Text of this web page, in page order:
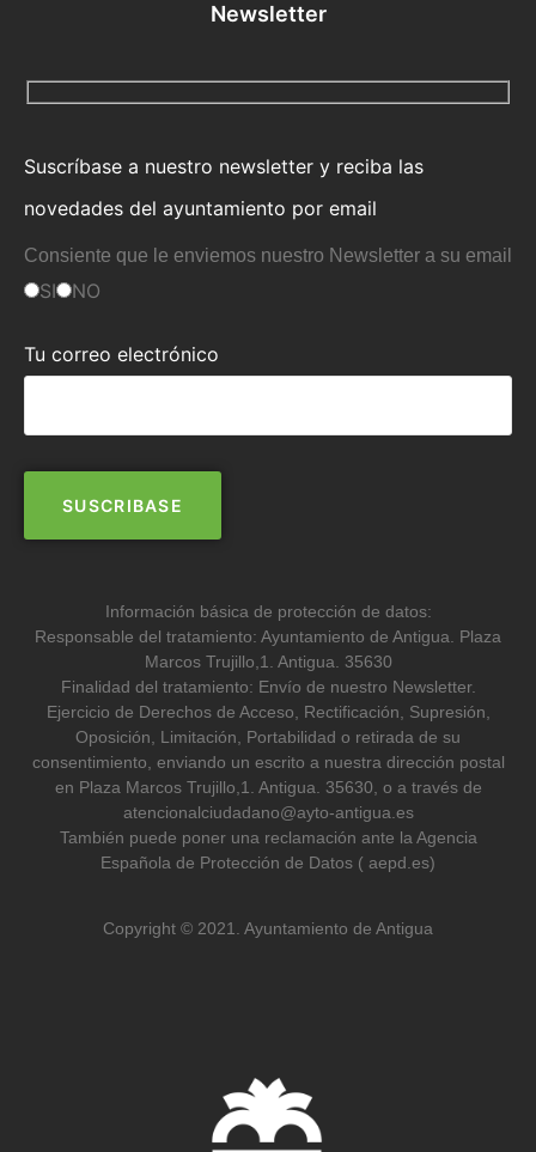
Newsletter
Suscríbase a nuestro newsletter y reciba las
novedades del ayuntamiento por email
Consiente que le enviemos nuestro Newsletter a su email
SI NO
Tu correo electrónico
Información básica de protección de datos:
Responsable del tratamiento: Ayuntamiento de Antigua. Plaza
Marcos Trujillo,1. Antigua. 35630
Finalidad del tratamiento: Envío de nuestro Newsletter.
Ejercicio de Derechos de Acceso, Rectificación, Supresión,
Oposición, Limitación, Portabilidad o retirada de su
consentimiento, enviando un escrito a nuestra dirección postal
en Plaza Marcos Trujillo,1. Antigua. 35630, o a través de
atencionalciudadano@ayto-antigua.es
También puede poner una reclamación ante la Agencia
Española de Protección de Datos ( aepd.es)
Copyright © 2021. Ayuntamiento de Antigua